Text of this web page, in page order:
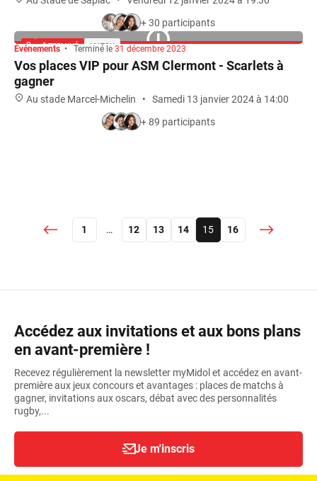
+ 89 participants
Accédez aux invitations et aux bons plans
Je m'inscris